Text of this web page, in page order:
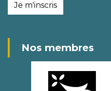
Je m'inscris
Nos membres